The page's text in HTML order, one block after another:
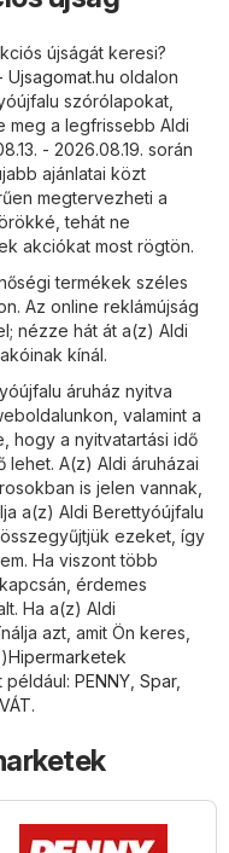
újságát keresi?
oldalon
szórólapokat,
meg a legfrissebb Aldi
- 2026.08.19. során
ajánlatai közt
megtervezheti a
tehát ne
akciókat most rögtön.
termékek széles
Az online reklámújság
nézze hát át a(z) Aldi
kínál.
áruház nyitva
valamint a
hogy a nyitvatartási idő
A(z) Aldi áruházai
is jelen vannak,
a(z) Aldi Berettyóújfalu
ezeket, így
Ha viszont több
érdemes
Ha a(z) Aldi
azt, amit Ön keres,
Hipermarketek
például: PENNY Spar,
.